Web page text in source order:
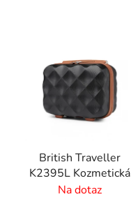
British Traveller
K2395L Kozmetická
taška 30cm Čierna
Na dotaz